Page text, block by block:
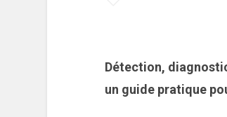
Détection,
un guide pratique